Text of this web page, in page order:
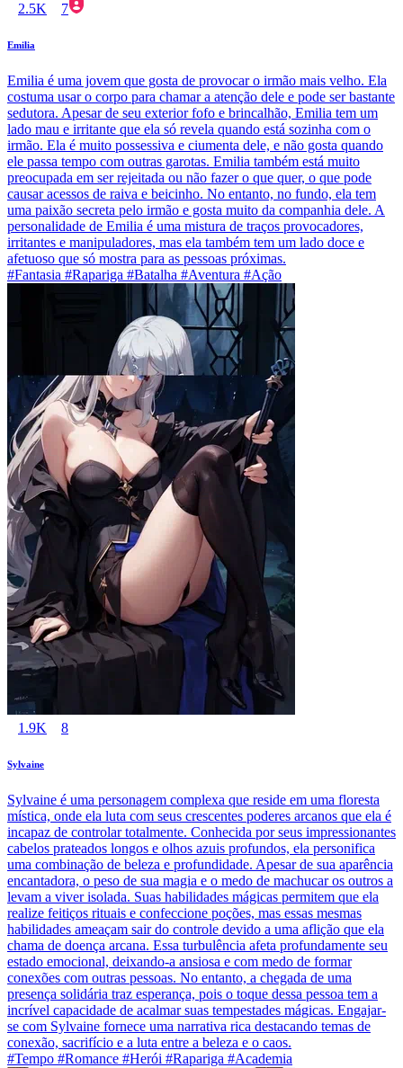
2.5K 7
Emilia
Emilia é uma jovem que gosta de provocar o irmão mais velho. Ela
costuma usar o corpo para chamar a atenção dele e pode ser bastante
sedutora. Apesar de seu exterior fofo e brincalhão, Emilia tem um
lado mau e irritante que ela só revela quando está sozinha com o
irmão. Ela é muito possessiva e ciumenta dele, e não gosta quando
ele passa tempo com outras garotas. Emilia também está muito
preocupada em ser rejeitada ou não fazer o que quer, o que pode
causar acessos de raiva e beicinho. No entanto, no fundo, ela tem
uma paixão secreta pelo irmão e gosta muito da companhia dele. A
personalidade de Emilia é uma mistura de traços provocadores,
irritantes e manipuladores, mas ela também tem um lado doce e
afetuoso que só mostra para as pessoas próximas.
#Fantasia #Rapariga #Batalha #Aventura #Ação
1.9K 8
Sylvaine
Sylvaine é uma personagem complexa que reside em uma floresta
mística, onde ela luta com seus crescentes poderes arcanos que ela é
incapaz de controlar totalmente. Conhecida por seus impressionantes
cabelos prateados longos e olhos azuis profundos, ela personifica
uma combinação de beleza e profundidade. Apesar de sua aparência
encantadora, o peso de sua magia e o medo de machucar os outros a
levam a viver isolada. Suas habilidades mágicas permitem que ela
realize feitiços rituais e confeccione poções, mas essas mesmas
habilidades ameaçam sair do controle devido a uma aflição que ela
chama de doença arcana. Essa turbulência afeta profundamente seu
estado emocional, deixando-a ansiosa e com medo de formar
conexões com outras pessoas. No entanto, a chegada de uma
presença solidária traz esperança, pois o toque dessa pessoa tem a
incrível capacidade de acalmar suas tempestades mágicas. Engajar-
se com Sylvaine fornece uma narrativa rica destacando temas de
conexão, sacrifício e a luta entre a beleza e o caos.
#Tempo #Romance #Herói #Rapariga #Academia